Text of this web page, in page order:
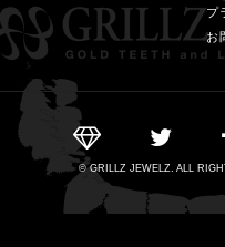
プ
お
© GRILLZ JEWELZ. ALL